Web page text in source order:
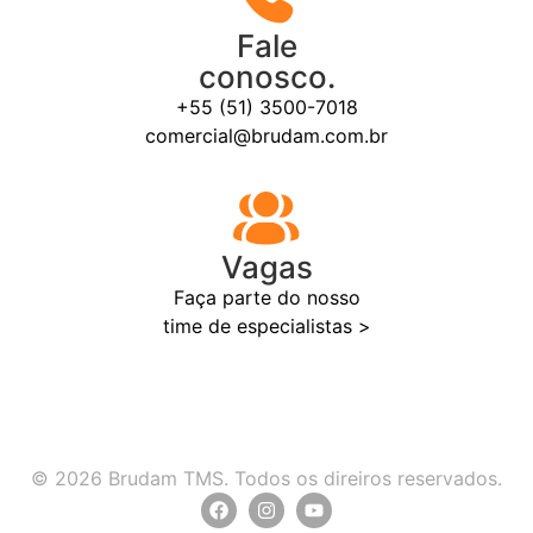
Fale
conosco.
+55 (51) 3500-7018
comercial@brudam.com.br
Vagas
Faça parte do nosso
time de especialistas >
© 2026 Brudam TMS. Todos os direiros reservados.